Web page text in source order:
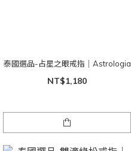
泰國選品-占星之眼戒指｜Astrologia
NT$1,180